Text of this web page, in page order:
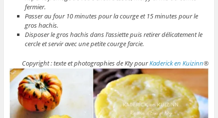
fermier.
Passer au four 10 minutes pour la courge et 15 minutes pour le
gros hachis.
Disposer le gros hachis dans l’assiette puis retirer délicatement le
cercle et servir avec une petite courge farcie.
Copyright : texte et photographies de Kty pourKaderick en Kuizinn®